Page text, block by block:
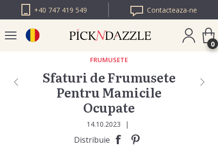
+40 747 419 549 Contacteaza-ne
PICK N DAZZLE
BULGARIA
PICK N DAZZLE
0
FRUMUSETE
Sfaturi de Frumusete
Pentru Mamicile
Ocupate
14.10.2023 |
Distribuie